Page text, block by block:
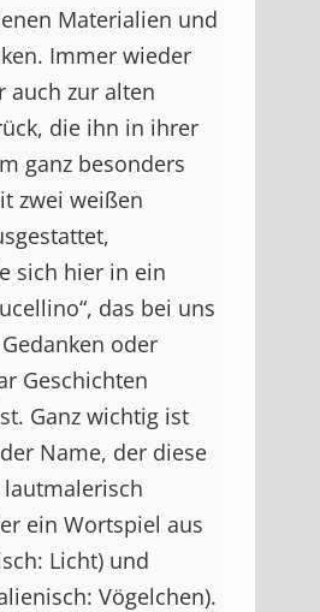
Materialien und
Immer wieder
auch zur alten
die ihn in ihrer
ganz besonders
zwei weißen
sich hier in ein
das bei uns
oder
Geschichten
Ganz wichtig ist
Name, der diese
lautmalerisch
ein Wortspiel aus
Licht) und
Vögelchen).